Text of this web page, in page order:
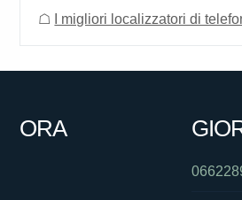
☖ I migliori localizzatori di
ORA